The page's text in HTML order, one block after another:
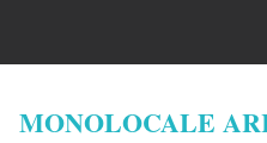
MONOLOCALE